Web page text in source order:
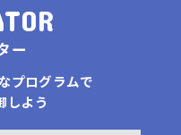
ー
プログラムで
しよう